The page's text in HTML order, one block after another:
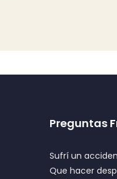
Preguntas
Sufrí un
Que hacer